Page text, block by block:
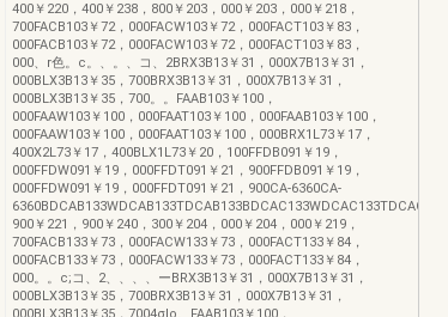
400￥220，400￥238，800￥203，000￥203，000￥218，
700FACB103￥72，000FACW103￥72，000FACT103￥83，
000FACB103￥72，000FACW103￥72，000FACT103￥83，
000、r色。c。、。、コ、2BRX3B13￥31，000X7B13￥31，
000BLX3B13￥35，700BRX3B13￥31，000X7B13￥31，
000BLX3B13￥35，700。。FAAB103￥100，
000FAAW103￥100，000FAAT103￥100，000FAAB103￥100，
000FAAW103￥100，000FAAT103￥100，000BRX1L73￥17，
400X2L73￥17，400BLX1L73￥20，100FFDB091￥19，
000FFDW091￥19，000FFDT091￥21，900FFDB091￥19，
000FFDW091￥19，000FFDT091￥21，900CA-6360CA-
900￥221，900￥240，300￥204，000￥204，000￥219，
700FACB133￥73，000FACW133￥73，000FACT133￥84，
000FACB133￥73，000FACW133￥73，000FACT133￥84，
000。。c;コ、2、、、、ーBRX3B13￥31，000X7B13￥31，
000BLX3B13￥35，700BRX3B13￥31，000X7B13￥31，
000BLX3B13￥35，7004σlo、FAAB103￥100，